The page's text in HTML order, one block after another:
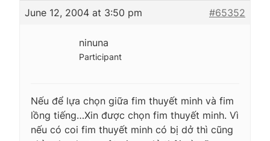
June 12, 2004 at 3:50 pm #65352
ninuna
Participant
Nếu để lựa chọn giữa fim thuyết minh và fim
lồng tiếng…Xin được chọn fim thuyết minh. Vì
nếu có coi fim thuyết minh có bị dở thì cũng